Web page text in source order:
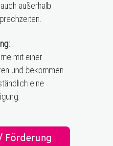
außerhalb
mit einer
und bekommen
eine
Förderung